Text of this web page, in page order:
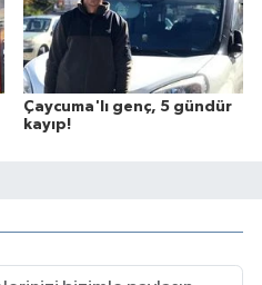
Çaycuma'lı genç, 5 gündür
kayıp!